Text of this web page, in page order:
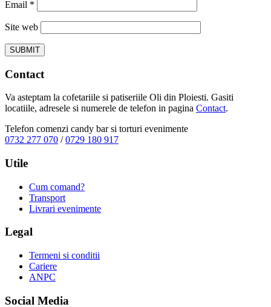
Email *
Site web
Contact
Va asteptam la cofetariile si patiseriile Oli din Ploiesti. Gasiti
locatiile, adresele si numerele de telefon in pagina Contact.
Telefon comenzi candy bar si torturi evenimente
0732 277 070 /0729 180 917
Utile
Cum comand?
Transport
Livrari evenimente
Legal
Termeni si conditii
Cariere
ANPC
Social Media